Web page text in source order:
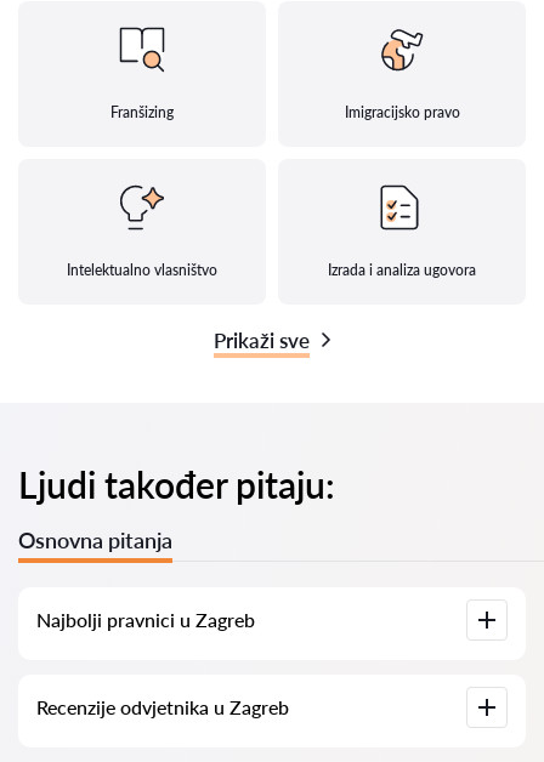
Franšizing Imigracijsko pravo
Intelektualno vlasništvo Izrada i analiza ugovora
Prikaži sve
Ljudi također pitaju:
Osnovna pitanja
Najbolji pravnici u Zagreb
informacijama. Cijene, recenzije, telefonski brojevi i adrese.
Recenzije odvjetnika u Zagreb